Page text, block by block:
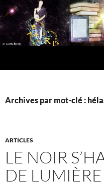
Aller
au
contenu
Archives par mot-clé :
ARTICLES
LE NOIR
DE LUMIÈRE